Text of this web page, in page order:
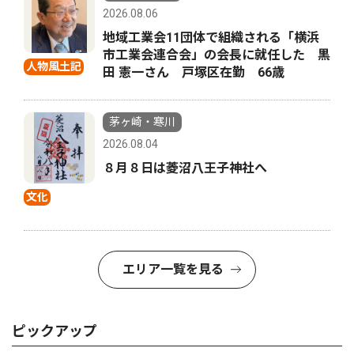
人物風土記
2026.08.06
地域工業会11団体で組織される「横浜
市工業会連合会」の会長に就任した 黒
田 憲一さん 戸塚区在勤 66歳
文化
茅ヶ崎・寒川
2026.08.04
８月８日は菱沼八王子神社へ
エリア一覧を見る
ピックアップ